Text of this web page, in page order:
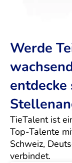
Werde
entdecke
TieTalent ist
Top-Talente
Schweiz,
verbindet.